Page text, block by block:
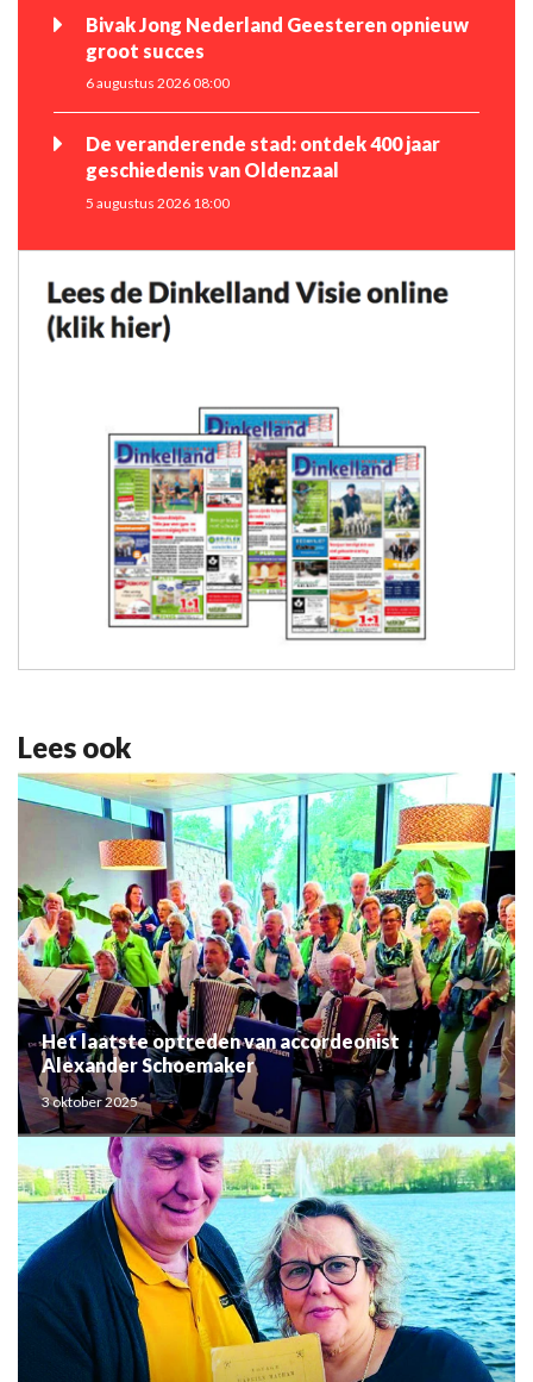
Bivak Jong Nederland Geesteren opnieuw
groot succes
6 augustus 2026 08:00
De veranderende stad: ontdek 400 jaar
geschiedenis van Oldenzaal
5 augustus 2026 18:00
Lees ook
Het laatste optreden van accordeonist
Alexander Schoemaker
3 oktober 2025